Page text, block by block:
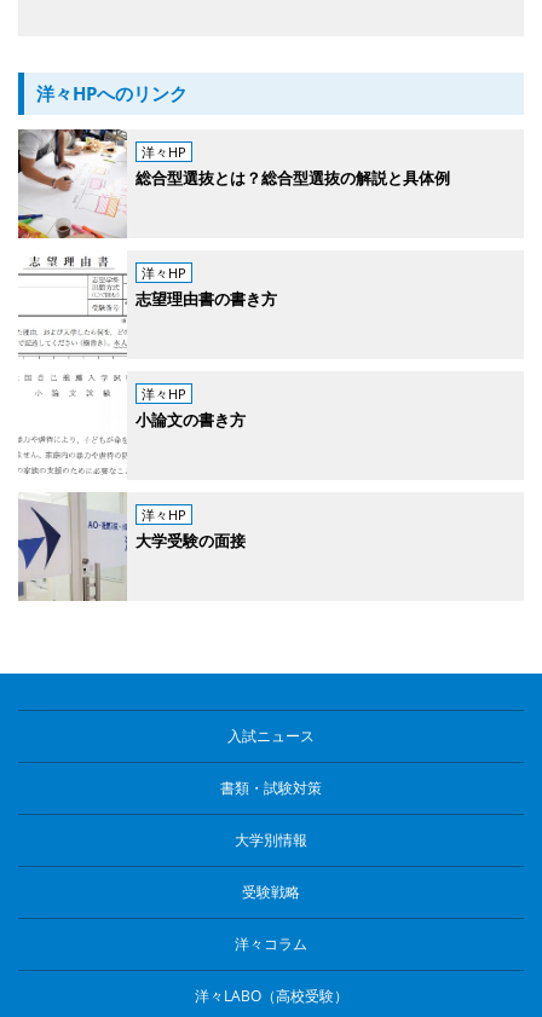
洋々HPへのリンク
洋々HP
総合型選抜とは？総合型選抜の解説と具体例
洋々HP
志望理由書の書き方
洋々HP
小論文の書き方
洋々HP
大学受験の面接
入試ニュース
書類・試験対策
大学別情報
受験戦略
洋々コラム
洋々LABO（高校受験）